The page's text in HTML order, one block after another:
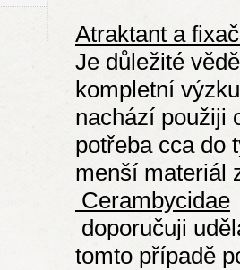
Atraktant a
Je důležité
kompletní
nachází použiji
potřeba cca do
menší materiál
Cerambycidae
doporučuji
tomto případě